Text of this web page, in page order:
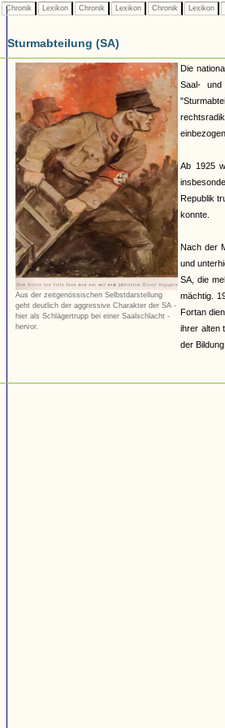
Chronik Lexikon Chronik Lexikon Chronik Lexikon
Sturmabteilung (SA)
Aus der zeitgenössischen Selbstdarstellung
geht deutlich der aggressive Charakter der SA -
hier als Schlägertrupp bei einer Saalschlacht -
hervor.
Die
Saal- und
einbezogen.
Ab 1925
Republik
konnte.
Nach der
und
SA, die
mächtig.
Fortan
ihrer alten
der